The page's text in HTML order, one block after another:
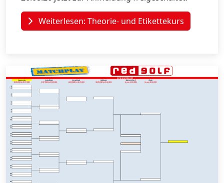
Weiterlesen: Theorie- und Etikettekurs